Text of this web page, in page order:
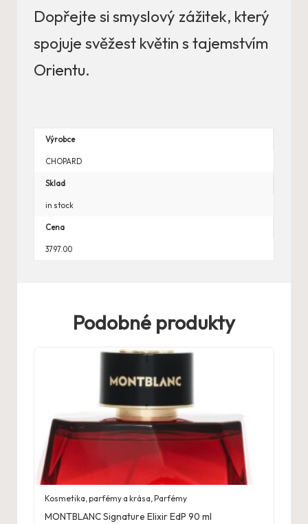
Dopřejte si smyslový zážitek, který
spojuje svěžest květin s tajemstvím
Orientu.
Výrobce
CHOPARD
Sklad
in stock
Cena
3797.00
Podobné produkty
Kosmetika, parfémy a krása,Parfémy
MONTBLANC Signature Elixir EdP 90 ml